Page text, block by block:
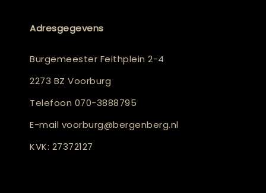
Adresgegevens
Burgemeester Feithplein 2-4
2273 BZ Voorburg
Telefoon 070-3888795
E-mail voorburg@bergenberg.nl
KVK: 27372127